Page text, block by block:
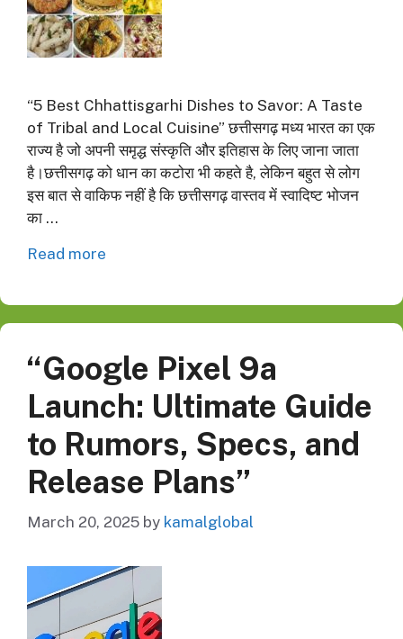
“5 Best Chhattisgarhi Dishes to Savor: A Taste
of Tribal and Local Cuisine” छत्तीसगढ़ मध्य भारत का एक
राज्य है जो अपनी समृद्ध संस्कृति और इतिहास के लिए जाना जाता
है।छत्तीसगढ़ को धान का कटोरा भी कहते है, लेकिन बहुत से लोग
इस बात से वाकिफ नहीं है कि छत्तीसगढ़ वास्तव में स्वादिष्ट भोजन
का …
Read more
“Google Pixel 9a
Launch: Ultimate Guide
to Rumors, Specs, and
Release Plans”
March 20, 2025 by kamalglobal